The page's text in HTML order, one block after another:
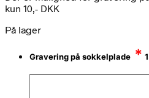
kun 10,- DKK
På lager
Gravering på sokkelplade *